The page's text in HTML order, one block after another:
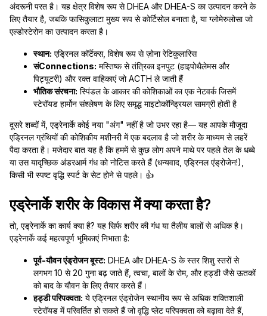
अंदरूनी परत है। यह क्षेत्र विशेष रूप से DHEA और DHEA-S का उत्पादन करने के
लिए तैयार है, जबकि फासिकुलाटा मुख्य रूप से कोर्टिसोल बनाता है, या ग्लोमेरुलोसा जो
एल्डोस्टेरोन का उत्पादन करता है।
स्थान: एड्रिनल कॉर्टेक्स, विशेष रूप से ज़ोना रेटिकुलारिस
संConnections: मस्तिष्क से तंत्रिका इनपुट (हाइपोथैलेमस और
पिट्यूटरी) और रक्त वाहिकाएं जो ACTH ले जाती हैं
भौतिक संरचना: स्पिंडल के आकार की कोशिकाओं का एक नेटवर्क जिसमें
स्टेरॉयड हार्मोन संश्लेषण के लिए समृद्ध माइटोकॉन्ड्रियल सामग्री होती है
दूसरे शब्दों में, एड्रेनार्के कोई नया "अंग" नहीं है जो उभर रहा है— यह आपके मौजूदा
एड्रिनल ग्रंथियों की कोशिकीय मशीनरी में एक बदलाव है जो शरीर के माध्यम से लहरें
पैदा करता है। मजेदार बात यह है कि हममें से कुछ लोग अपने माथे पर पहले तेल के धब्बे
या उस यादृच्छिक अंडरआर्म गंध को नोटिस करते हैं (धन्यवाद, एड्रिनल एंड्रोजेन!),
किसी भी स्पष्ट वृद्धि स्पर्ट के सेट होने से पहले। 👍
एड्रेनार्के शरीर के विकास में क्या करता है?
तो, एड्रेनार्के का कार्य क्या है? यह सिर्फ शरीर की गंध या तैलीय बालों से अधिक है।
एड्रेनार्के कई महत्वपूर्ण भूमिकाएं निभाता है:
पूर्व-यौवन एंड्रोजन बूस्ट: DHEA और DHEA-S के स्तर शिशु स्तरों से
लगभग 10 से 20 गुना बढ़ जाते हैं, त्वचा, बालों के रोम, और हड्डी जैसे ऊतकों
को बाद के यौवन के लिए तैयार करते हैं।
हड्डी परिपक्वता: ये एड्रिनल एंड्रोजेन स्थानीय रूप से अधिक शक्तिशाली
स्टेरॉयड में परिवर्तित हो सकते हैं जो वृद्धि प्लेट परिपक्वता को बढ़ावा देते हैं,